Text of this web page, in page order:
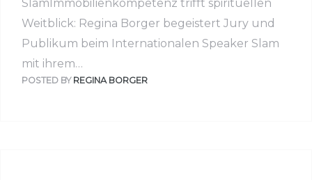
SlamImmobilienkompetenz trifft spirituellen
Weitblick: Regina Borger begeistert Jury und
Publikum beim Internationalen Speaker Slam
mit ihrem…
POSTED BY REGINA BORGER